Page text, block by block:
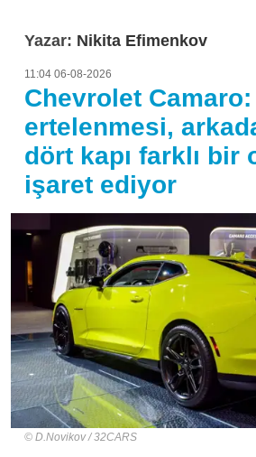
Yazar: Nikita Efimenkov
11:04 06-08-2026
Chevrolet
ertelenmesi,
dört kapı farklı bir
işaret ediyor
D.Novikov / 32CARS